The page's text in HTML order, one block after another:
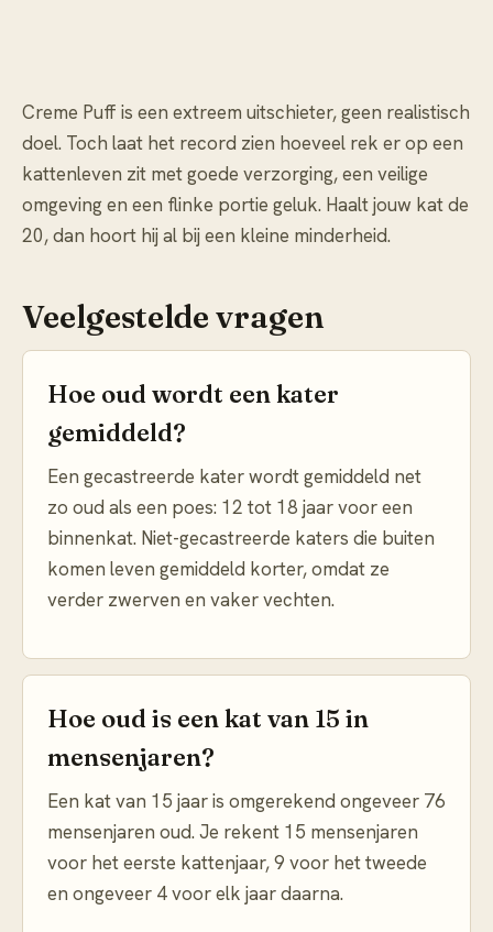
Creme Puff is een extreem uitschieter, geen realistisch
doel. Toch laat het record zien hoeveel rek er op een
kattenleven zit met goede verzorging, een veilige
omgeving en een flinke portie geluk. Haalt jouw kat de
20, dan hoort hij al bij een kleine minderheid.
Veelgestelde vragen
Hoe oud wordt een kater
gemiddeld?
Een gecastreerde kater wordt gemiddeld net
zo oud als een poes: 12 tot 18 jaar voor een
binnenkat. Niet-gecastreerde katers die buiten
komen leven gemiddeld korter, omdat ze
verder zwerven en vaker vechten.
Hoe oud is een kat van 15 in
mensenjaren?
Een kat van 15 jaar is omgerekend ongeveer 76
mensenjaren oud. Je rekent 15 mensenjaren
voor het eerste kattenjaar, 9 voor het tweede
en ongeveer 4 voor elk jaar daarna.